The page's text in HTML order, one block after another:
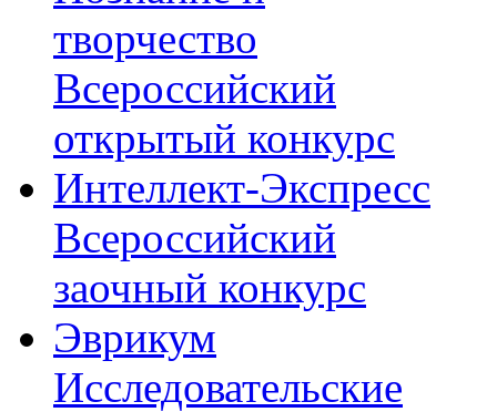
творчество
Всероссийский
открытый конкурс
Интеллект-Экспресс
Всероссийский
заочный конкурс
Эврикум
Исследовательские